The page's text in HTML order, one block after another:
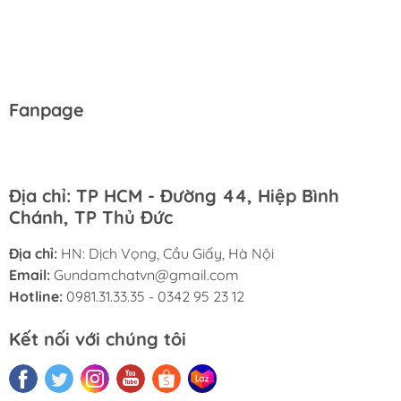
Fanpage
Địa chỉ: TP HCM - Đường 44, Hiệp Bình
Chánh, TP Thủ Đức
Địa chỉ: HN: Dịch Vọng, Cầu Giấy, Hà Nội
Email: Gundamchatvn@gmail.com
Hotline: 0981.31.33.35 - 0342 95 23 12
Kết nối với chúng tôi